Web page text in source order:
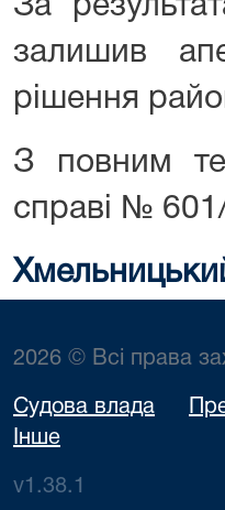
За
залишив
рішення
З повним
справі №
2026 © Всі права
Судова влада
Інше
v1.38.1